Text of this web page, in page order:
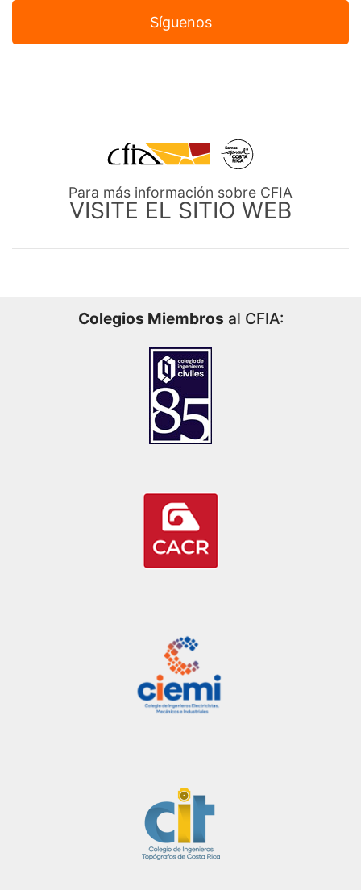
Síguenos
Para más información sobre CFIA
VISITE EL SITIO WEB
Colegios Miembros al CFIA: